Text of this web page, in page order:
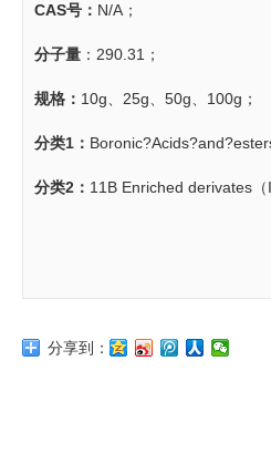
CAS号： N/A；
分子量 ：290.31；
规格： 10g、25g、50g、100g；
分类1：
分类2： 11B Enriched derivates
分享到：